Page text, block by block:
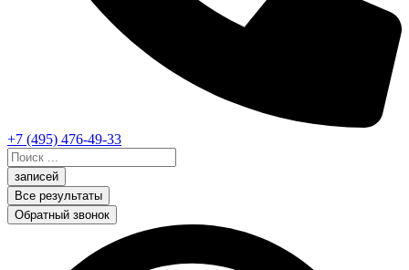
+7 (495) 476-49-33
Search
...записей
Все результаты
Обратный звонок